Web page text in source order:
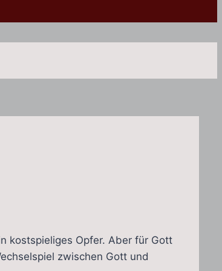
kostspieliges Opfer. Aber für Gott
zwischen Gott und